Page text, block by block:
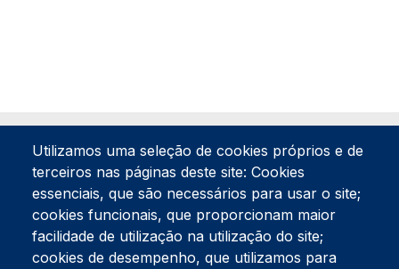
Tel:234 390 100Fax:234 390 100
Utilizamos uma seleção de cookies próprios e de
terceiros nas páginas deste site: Cookies
essenciais, que são necessários para usar o site;
cookies funcionais, que proporcionam maior
facilidade de utilização na utilização do site;
cookies de desempenho, que utilizamos para